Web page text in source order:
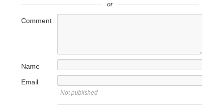
or
Comment
Name
Email
Not published